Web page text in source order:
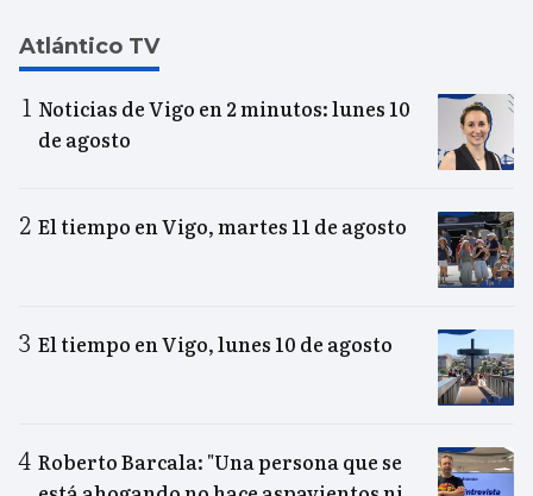
Atlántico TV
Noticias de Vigo en 2 minutos: lunes 10
de agosto
El tiempo en Vigo, martes 11 de agosto
El tiempo en Vigo, lunes 10 de agosto
Roberto Barcala: "Una persona que se